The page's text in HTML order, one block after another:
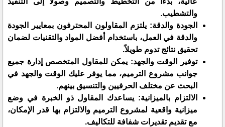
والتشطيب.
الجودة والدقة: يلتزم المقاولون المحترفون بمعايير الجودة
والدقة في العمل، باستخدام أفضل المواد والتقنيات لضمان
تحقيق نتائج تدوم طويلاً.
توفير الوقت والجهد: يمكن للمقاول المتخصص إدارة جميع
جوانب مشروع الترميم، مما يوفر عليك الوقت والجهد في
البحث عن مختلف الحرفيين والتنسيق بينهم.
الالتزام بالميزانية: يساعدك المقاول ذو الخبرة في وضع
ميزانية واقعية لمشروع الترميم والالتزام بها قدر الإمكان،
مع تقديم تقديرات شفافة للتكاليف.